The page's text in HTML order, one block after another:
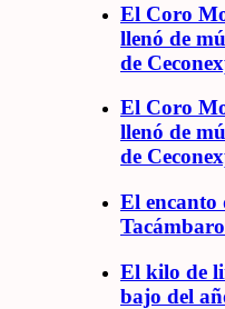
El Coro
llenó de
de
El Coro
llenó de
de
El encanto
El kilo de
bajo del